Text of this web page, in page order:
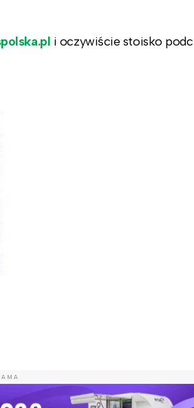
i oczywiście stoisko